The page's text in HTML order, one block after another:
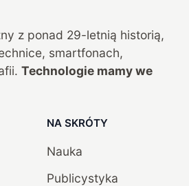
z ponad 29-letnią historią,
smartfonach,
Technologie mamy we
NA SKRÓTY
Nauka
Publicystyka